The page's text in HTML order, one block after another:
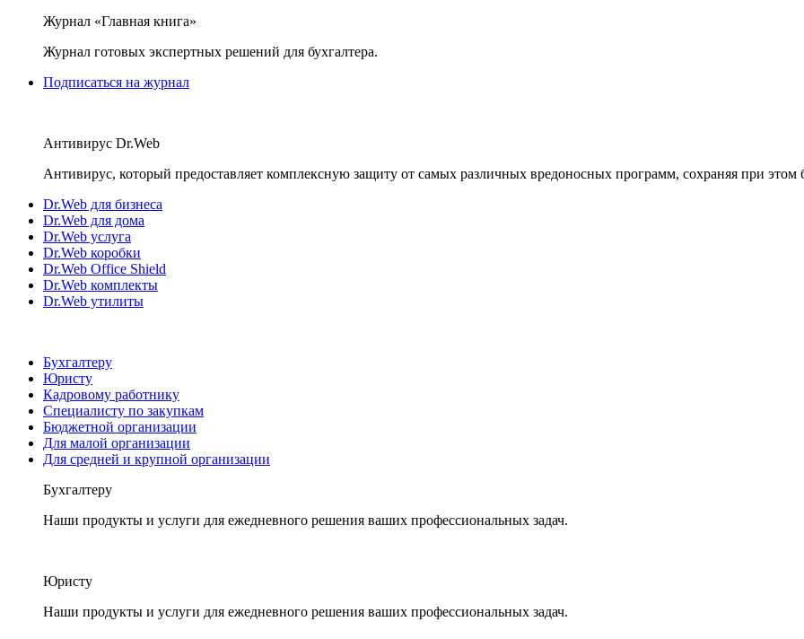
Журнал «Главная книга»
Журнал готовых экспертных решений для бухгалтера.
Подписаться на журнал
Антивирус Dr.Web
Антивирус, который предоставляет комплексную защиту от самых различных вредоносных программ, сохраняя при этом
Dr.Web для бизнеса
Dr.Web для дома
Dr.Web услуга
Dr.Web коробки
Dr.Web Office Shield
Dr.Web комплекты
Dr.Web утилиты
Бухгалтеру
Юристу
Кадровому работнику
Специалисту по закупкам
Бюджетной организации
Для малой организации
Для средней и крупной организации
Бухгалтеру
Наши продукты и услуги для ежедневного решения ваших профессиональных задач.
Юристу
Наши продукты и услуги для ежедневного решения ваших профессиональных задач.